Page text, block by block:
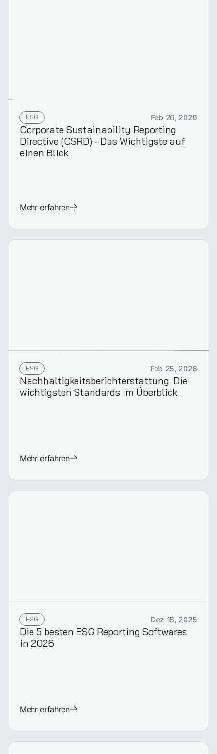
ESG Feb 26, 2026
Corporate Sustainability Reporting
Directive (CSRD) - Das Wichtigste auf
einen Blick
Mehr erfahren
ESG Feb 25, 2026
Nachhaltigkeits­berichterstattung: Die
wichtigsten Standards im Überblick
Mehr erfahren
ESG Dez 18, 2025
Die 5 besten ESG Reporting Softwares
in 2026
Mehr erfahren